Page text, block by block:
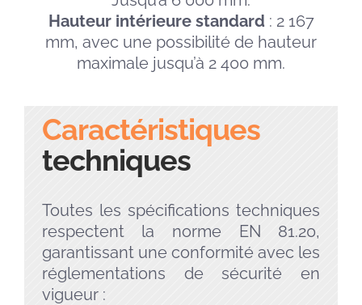
Hauteur intérieure standard : 2 167
mm, avec une possibilité de hauteur
maximale jusqu’à 2 400 mm.
Caractéristiques
techniques
Toutes les spécifications techniques
respectent la norme EN 81.20,
garantissant une conformité avec les
réglementations de sécurité en
vigueur :